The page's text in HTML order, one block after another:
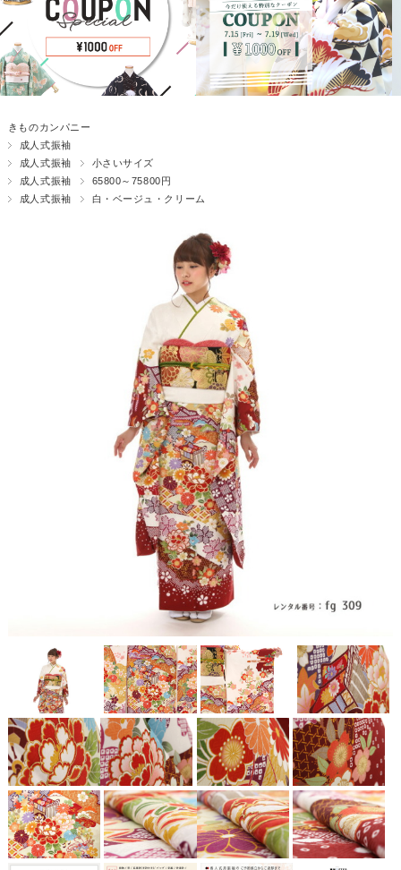
きものカンパニー
成人式振袖
成人式振袖
小さいサイズ
成人式振袖
65800～75800円
成人式振袖
白・ベージュ・クリーム